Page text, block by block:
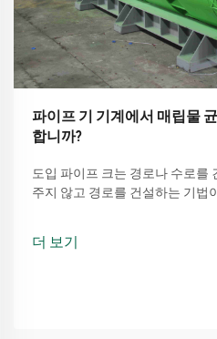
파이프 기 기계에서 매립물
합니까?
도입 파이프 크는 경로나 수로를
주지 않고 경로를 건설하는 기법
더 보기